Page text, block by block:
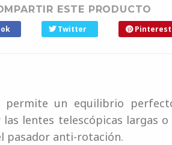
ESTE PRODUCTO
Twitter Pinterest
un equilibrio
lentes telescópicas largas
pasador anti-rotación.